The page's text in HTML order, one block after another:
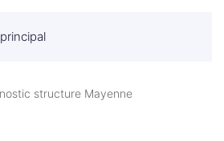
MENU
structure Mayenne